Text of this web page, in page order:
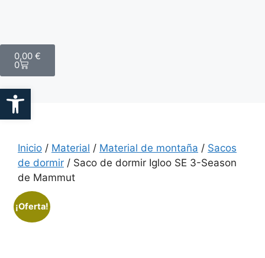
0,00 €
0
Inicio / Material / Material de montaña / Sacos
de dormir / Saco de dormir Igloo SE 3-Season
de Mammut
¡Oferta!
Abrir barra de herramientas